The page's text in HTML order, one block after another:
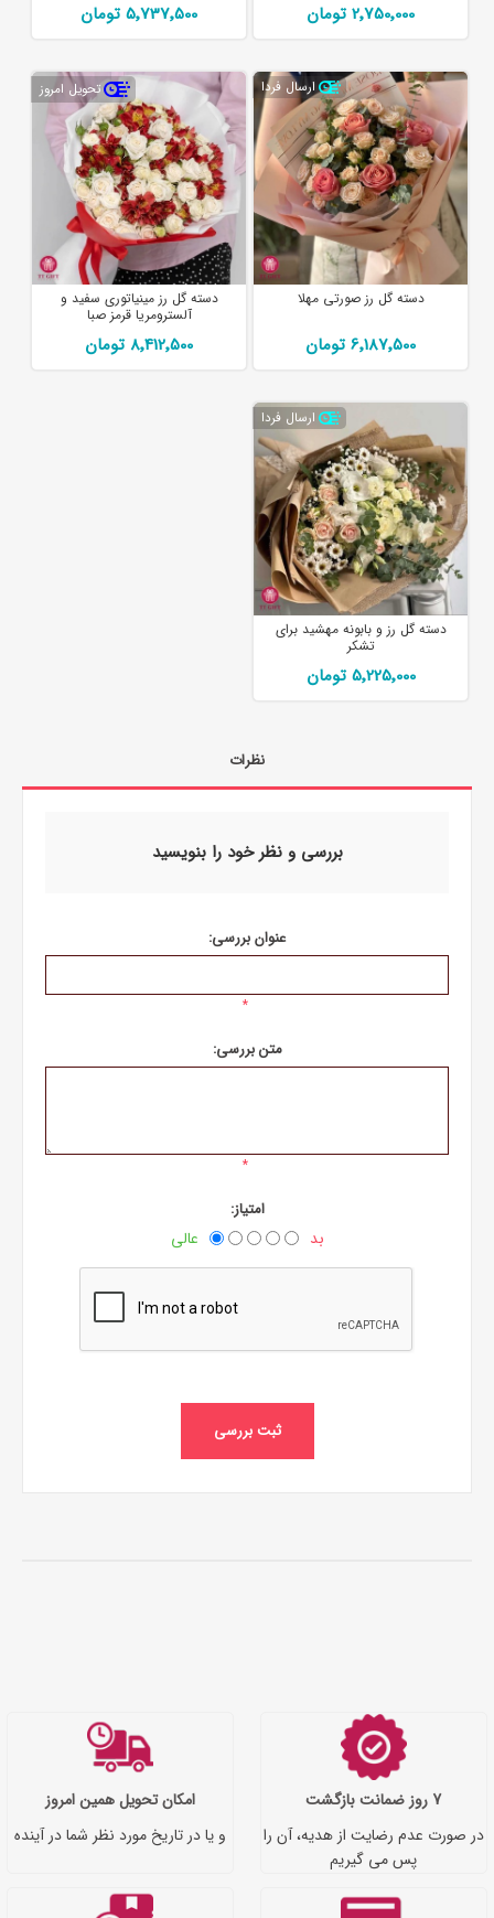
2٬750٬000 تومان 5٬737٬500 تومان
ارسال فردا
دسته گل رز صورتی مهلا
6٬187٬500 تومان
تحویل امروز
دسته گل رز مینیاتوری سفید و
آلسترومریا قرمز صبا
8٬412٬500 تومان
ارسال فردا
دسته گل رز و بابونه مهشید برای
تشکر
5٬225٬000 تومان
نظرات
بررسی و نظر خود را بنویسید
عنوان بررسی:
*
متن بررسی:
*
امتیاز:
بد عالی
ثبت بررسی
7 روز ضمانت بازگشت
در صورت عدم رضایت از هدیه، آن را
پس می گیریم
امکان تحویل همین امروز
و یا در تاریخ مورد نظر شما در آینده